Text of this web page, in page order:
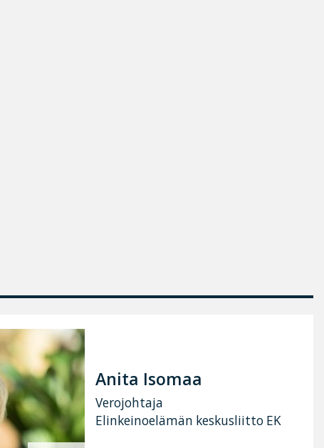
Anita Isomaa
Verojohtaja
Elinkeinoelämän keskusliitto EK